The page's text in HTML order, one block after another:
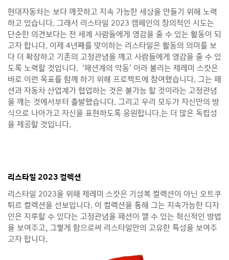
현대자동차는 보다 깨끗하고 지속 가능한 세상을 만들기 위해 노력
하고 있습니다. 그래서 리스타일 2023 캠페인의 창의적인 시도는
단순한 의견보다는 전 세계 사람들에게 영감을 줄 수 있는 활동이 되
고자 합니다. 이제 4년째를 맞이하는 리스타일은 활동의 의미를 보
다 더 확장하고 기존의 고정관념을 깨고 사람들에게 영감을 줄 수 있
도록 노력할 것입니다. ‘패션계의 악동’ 이라 불리는 제레미 스캇은
바로 이런 목표를 함께 하기 위해 프로젝트에 참여했습니다. 그는 패
션과 자동차 산업계가 협업하는 것은 불가능 할 것이라는 고정관념
을 깨는 것에서부터 출발했습니다. 그리고 우리 모두가 자신만의 방
식으로 나아가고 자신을 표현하도록 응원합니다.는 더 많은 독립성
을 제공할 것입니다.
리스타일 2023 컬렉션
리스타일 2023을 위해 제레미 스캇은 기성복 컬렉션이 아닌 오트쿠
튀르 컬렉션을 선보입니다. 이 컬렉션을 통해 그는 지속가능한 디자
인은 지루할 수 있다는 고정관념을 패션이 깰 수 있는 혁신적인 방법
을 보여주고, 그렇게 함으로써 리스타일만의 고유한 특성을 보여주
고자 합니다.